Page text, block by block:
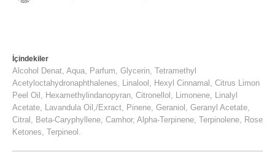
İçindekiler
Alcohol Denat, Aqua, Parfum, Glycerin, Tetramethyl
Acetyloctahydronaphthalenes, Linalool, Hexyl Cinnamal, Citrus Limon
Peel Oil, Hexamethylindanopyran, Citronellol, Limonene, Linalyl
Acetate, Lavandula Oil,/Exract, Pinene, Geraniol, Geranyl Acetate,
Citral, Beta-Caryphyllene, Camhor, Alpha-Terpinene, Terpinolene, Rose
Ketones, Terpineol.